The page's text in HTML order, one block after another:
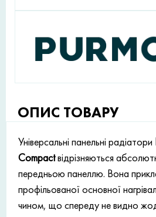
ОПИС ТОВАРУ
Універсальні панельні радіатори
Compactвідрізняються
передньою панеллю. Вона
профільованої основної
чином, що спереду не видно